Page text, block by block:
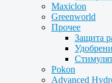
Maxiclon
Greenworld
Прочее
Защита
Pokon
Advanced